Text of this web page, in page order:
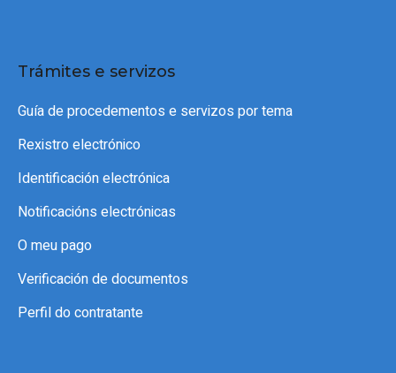
Trámites e servizos
Guía de procedementos e servizos por tema
Rexistro electrónico
Identificación electrónica
Notificacións electrónicas
O meu pago
Verificación de documentos
Perfil do contratante